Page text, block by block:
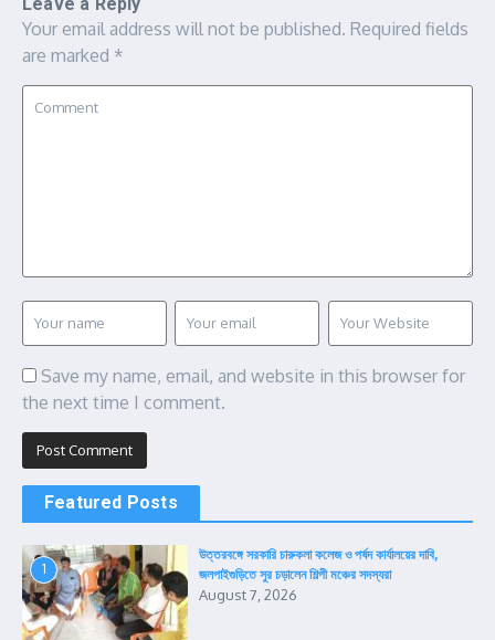
Your email address will not be published. Required fields
are marked *
Save my name, email, and website in this browser for
the next time I comment.
Featured Posts
1
উত্তরবঙ্গে সরকারি চারুকলা কলেজ ও পর্ষদ কার্যালয়ের দাবি,
জলপাইগুড়িতে সুর চড়ালেন শিল্পী মঞ্চের সদস্যরা
August 7, 2026